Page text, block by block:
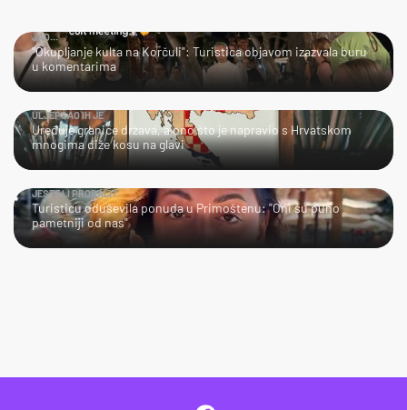
JAO…
"Okupljanje kulta na Korčuli": Turistica objavom izazvala buru
u komentarima
ULJEPŠAO IH JE
Uređuje granice država, a ono što je napravio s Hrvatskom
mnogima diže kosu na glavi
JESTE LI PROBALI?
Turisticu oduševila ponuda u Primoštenu: "Oni su puno
pametniji od nas"